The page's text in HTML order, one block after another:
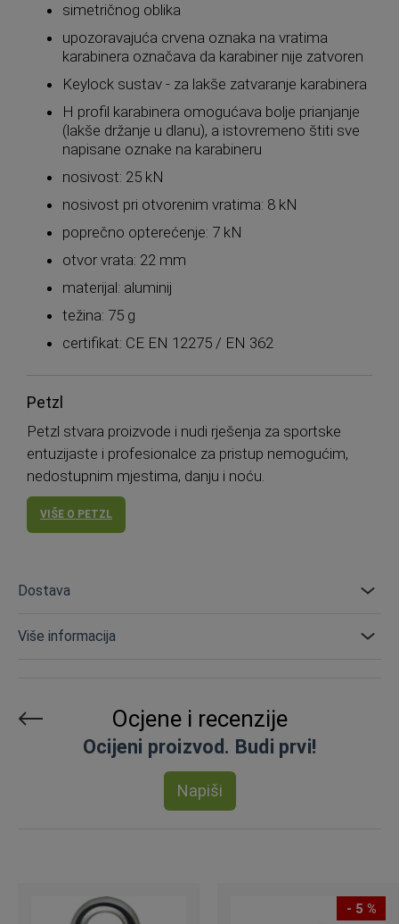
simetričnog oblika
upozoravajuća crvena oznaka na vratima
karabinera označava da karabiner nije zatvoren
Keylock sustav - za lakše zatvaranje karabinera
H profil karabinera omogućava bolje prianjanje
(lakše držanje u dlanu), a istovremeno štiti sve
napisane oznake na karabineru
nosivost: 25 kN
nosivost pri otvorenim vratima: 8 kN
poprečno opterećenje: 7 kN
otvor vrata: 22 mm
materijal: aluminij
težina: 75 g
certifikat: CE EN 12275 / EN 362
Petzl
Petzl stvara proizvode i nudi rješenja za sportske
entuzijaste i profesionalce za pristup nemogućim,
nedostupnim mjestima, danju i noću.
VIŠE O PETZL
Dostava
Više informacija
Ocjene i recenzije
Ocijeni proizvod. Budi prvi!
Napiši
- 5 %